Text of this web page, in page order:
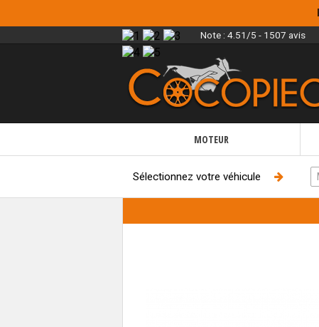
Note : 4.51/5 - 1507 avis
MOTEUR
Sélectionnez votre véhicule